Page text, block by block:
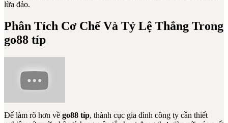
lừa đảo.
Phân Tích Cơ Chế Và Tỷ Lệ Thắng Trong
go88 típ
Để làm rõ hơn về go88 típ, thành cục gia đình công ty cần thiết